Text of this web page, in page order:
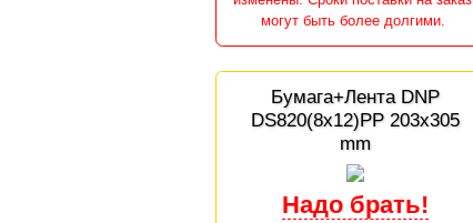
могут быть более долгими.
Бумага+Лента DNP
DS820(8x12)PP 203x305
mm